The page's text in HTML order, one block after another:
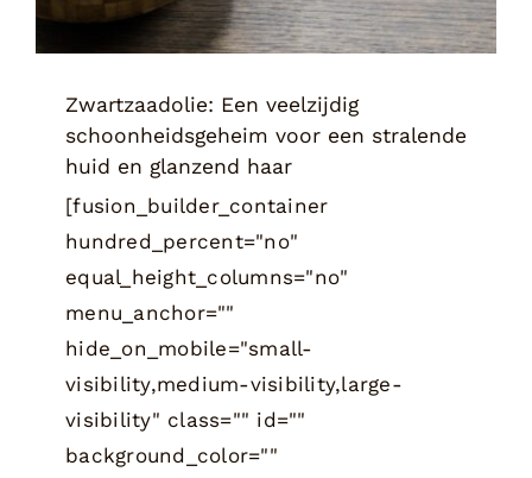
Zwartzaadolie: Een veelzijdig
schoonheidsgeheim voor een stralende
huid en glanzend haar
[fusion_builder_container
hundred_percent="no"
equal_height_columns="no"
menu_anchor=""
hide_on_mobile="small-
visibility,medium-visibility,large-
visibility" class="" id=""
background_color=""